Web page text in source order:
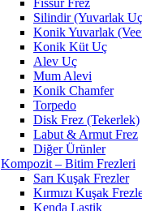
Fissür Frez
Silindir (Yuvarlak
Konik Yuvarlak
Konik Küt Uç
Alev Uç
Mum Alevi
Konik Chamfer
Torpedo
Disk Frez (Tekerlek)
Labut & Armut Frez
Diğer Ürünler
Kompozit – Bitim Frezleri
Sarı Kuşak Frezler
Kırmızı Kuşak
Kenda Lastik